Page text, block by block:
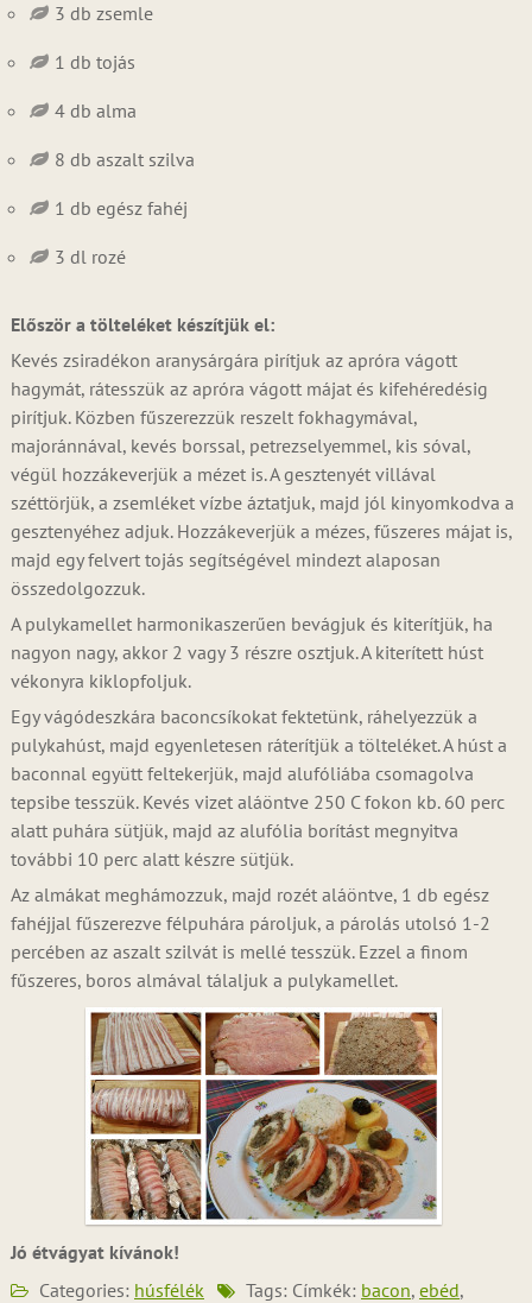
3 db zsemle
1 db tojás
4 db alma
8 db aszalt szilva
1 db egész fahéj
3 dl rozé
Először a tölteléket készítjük el:
Kevés zsiradékon aranysárgára pirítjuk az apróra vágott
hagymát, rátesszük az apróra vágott májat és kifehéredésig
pirítjuk. Közben fűszerezzük reszelt fokhagymával,
majoránnával, kevés borssal, petrezselyemmel, kis sóval,
végül hozzákeverjük a mézet is. A gesztenyét villával
széttörjük, a zsemléket vízbe áztatjuk, majd jól kinyomkodva a
gesztenyéhez adjuk. Hozzákeverjük a mézes, fűszeres májat is,
majd egy felvert tojás segítségével mindezt alaposan
összedolgozzuk.
A pulykamellet harmonikaszerűen bevágjuk és kiterítjük, ha
nagyon nagy, akkor 2 vagy 3 részre osztjuk. A kiterített húst
vékonyra kiklopfoljuk.
Egy vágódeszkára baconcsíkokat fektetünk, ráhelyezzük a
pulykahúst, majd egyenletesen ráterítjük a tölteléket. A húst a
baconnal együtt feltekerjük, majd alufóliába csomagolva
tepsibe tesszük. Kevés vizet aláöntve 250 C fokon kb. 60 perc
alatt puhára sütjük, majd az alufólia borítást megnyitva
további 10 perc alatt készre sütjük.
Az almákat meghámozzuk, majd rozét aláöntve, 1 db egész
fahéjjal fűszerezve félpuhára pároljuk, a párolás utolsó 1-2
percében az aszalt szilvát is mellé tesszük. Ezzel a finom
fűszeres, boros almával tálaljuk a pulykamellet.
Jó étvágyat kívánok!
Categories: húsfélék Tags: Címkék: bacon, ebéd,